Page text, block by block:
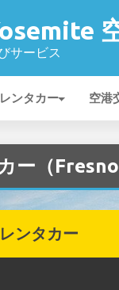
サービス
レンタカー 空港
ー（Fresno
ンタカー